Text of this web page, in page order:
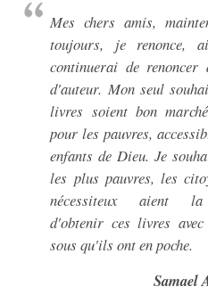
Mes chers amis,
toujours, je renonce,
continuerai de
d'auteur. Mon seul
livres soient bon
pour les pauvres,
enfants de Dieu. Je
les plus pauvres, les
nécessiteux aient
d'obtenir ces livres avec
sous qu'ils ont en poche.
Samael